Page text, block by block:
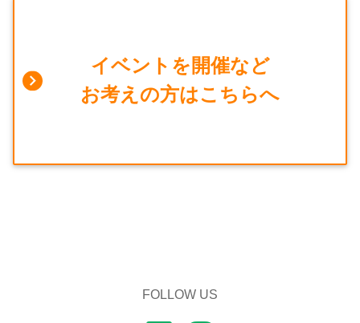
イベントを開催など
お考えの方はこちらへ
FOLLOW US